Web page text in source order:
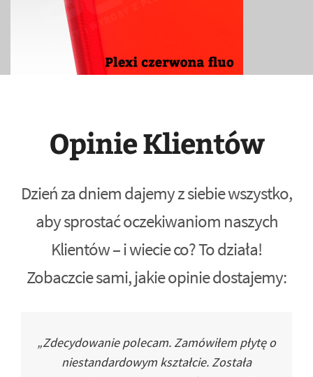
Opinie Klientów
Dzień za dniem dajemy z siebie wszystko,
aby sprostać oczekiwaniom naszych
Klientów – i wiecie co? To działa!
Zobaczcie sami, jakie opinie dostajemy:
„Zdecydowanie polecam. Zamówiłem płytę o
niestandardowym kształcie. Została